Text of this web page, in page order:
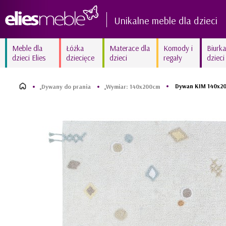
Unikalne meble dla dzieci
Meble dla
dzieci Elies
delikatność
frezowane
Kolekcja ZURIGO
wyjątkowy amarant
Kolekcja BETSY unikalna
fuksja
Łóżka
dziecięce
Materace dla
dzieci
Komody i
regały
dzieci
Dywany do prania Wymiar: 140x200cm Dywan KIM